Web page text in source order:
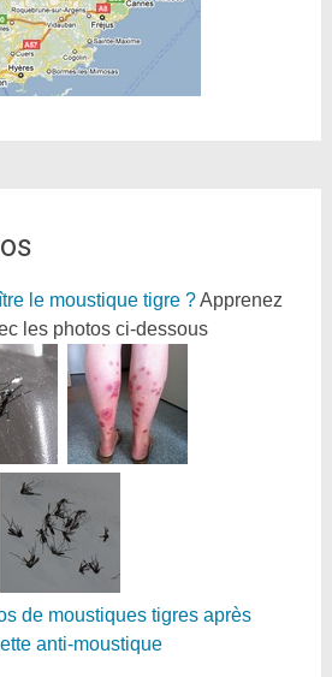
le moustique tigre ?Apprenez
les photos ci-dessous